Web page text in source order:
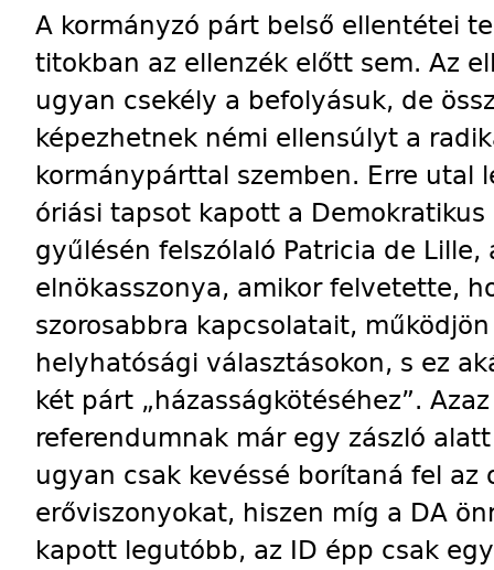
A kormányzó párt belső ellentétei
titokban az ellenzék előtt sem. Az
ugyan csekély a befolyásuk, de
képezhetnek némi ellensúlyt a
kormánypárttal szemben. Erre utal
óriási tapsot kapott a
gyűlésén felszólaló Patricia de
elnökasszonya, amikor felvetette,
szorosabbra kapcsolatait,
helyhatósági választásokon, s ez
két párt „házasságkötéséhez”.
referendumnak már egy zászló
ugyan csak kevéssé borítaná fel az
erőviszonyokat, hiszen míg a DA
kapott legutóbb, az ID épp csak